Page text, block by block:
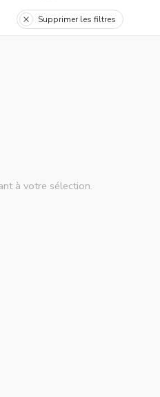
Supprimer les filtres
à votre sélection.